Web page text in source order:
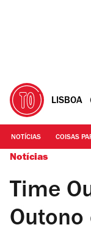
LISBOA
NOTÍCIAS COISAS
Notícias
Time
Outono